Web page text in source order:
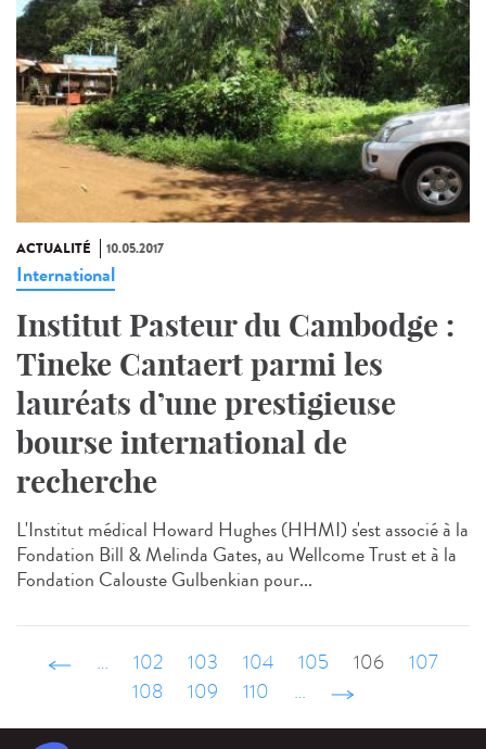
ACTUALITÉ 10.05.2017
International
Institut Pasteur du Cambodge :
Tineke Cantaert parmi les
lauréats d’une prestigieuse
bourse international de
recherche
L'Institut médical Howard Hughes (HHMI) s'est associé à la
Fondation Bill & Melinda Gates, au Wellcome Trust et à la
Fondation Calouste Gulbenkian pour...
‹ précédent
… 102 103 104 105 106
107
108
109 110 … suivant ›